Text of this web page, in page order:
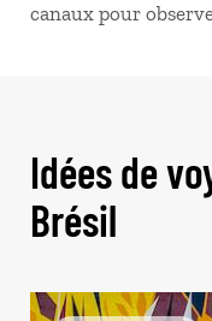
canaux pour
Idées de
Brésil